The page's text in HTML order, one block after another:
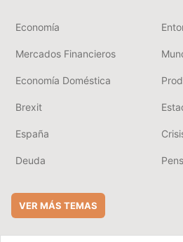
Economía
Mercados Financieros
Economía Doméstica
Brexit
España
Deuda
VER MÁS TEMAS